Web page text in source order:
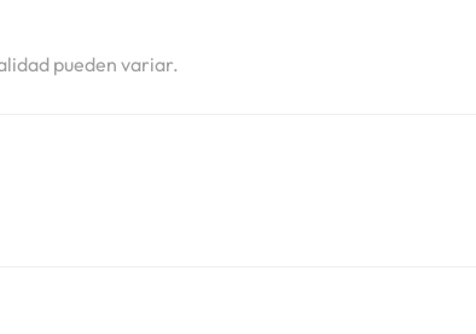
pueden variar.